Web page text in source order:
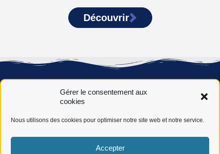
Gérer le consentement aux
cookies
Nous utilisons des cookies pour optimiser notre site web et notre service.
Accepter
Découvrir
Novéha, 50 ans de service auprès des jeunes, des actifs et